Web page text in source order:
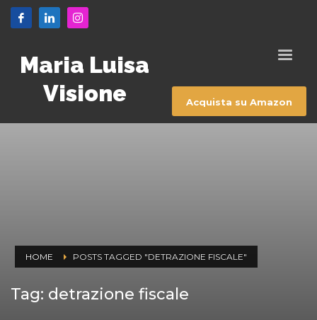
Maria Luisa
Visione
Acquista su Amazon
HOME POSTS TAGGED "DETRAZIONE FISCALE"
Tag: detrazione fiscale